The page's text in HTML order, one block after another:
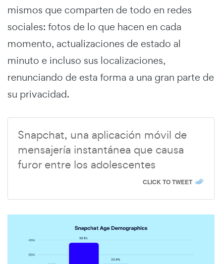
mismos que comparten de todo en redes
sociales: fotos de lo que hacen en cada
momento, actualizaciones de estado al
minuto e incluso sus localizaciones,
renunciando de esta forma a una gran parte de
su privacidad.
Snapchat, una aplicación móvil de
mensajería instantánea que causa
furor entre los adolescentes
CLICK TO TWEET